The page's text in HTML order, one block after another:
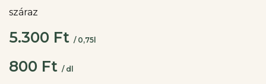
száraz
5.300 Ft / 0,75l
800 Ft / dl